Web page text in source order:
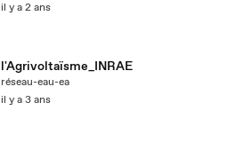
il y a 2 ans
l'Agrivoltaïsme_INRAE
réseau-eau-ea
il y a 3 ans